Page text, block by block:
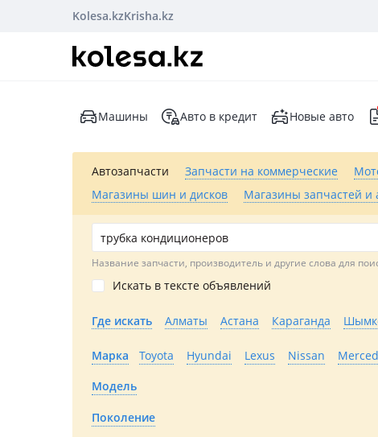
Kolesa.kzKrisha.kz
Машины Авто в кредит Новые авто
Автозапчасти Запчасти на коммерческие
Магазины шин и дисков
Магазины запчастей и
Название запчасти, производитель и другие слова для
Искать в тексте объявлений
Где искать Алматы Астана Караганда
Марка Toyota Hyundai Lexus Nissan
Модель
Поколение